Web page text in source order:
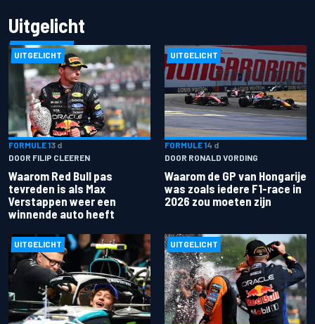
Uitgelicht
UITGELICHT
FORMULE 13 d
DOOR FILIP CLEEREN
Waarom Red Bull pas
tevreden is als Max
Verstappen weer een
winnende auto heeft
UITGELICHT
FORMULE 14 d
DOOR RONALD VORDING
Waarom de GP van Hongarije
was zoals iedere F1-race in
2026 zou moeten zijn
UITGELICHT UITGELICHT